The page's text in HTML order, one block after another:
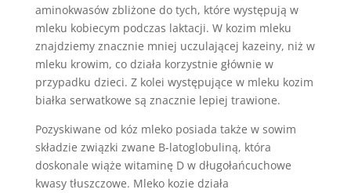
aminokwasów zbliżone do tych, które występują w
mleku kobiecym podczas laktacji. W kozim mleku
znajdziemy znacznie mniej uczulającej kazeiny, niż w
mleku krowim, co działa korzystnie głównie w
przypadku dzieci. Z kolei występujące w mleku kozim
białka serwatkowe są znacznie lepiej trawione.
Pozyskiwane od kóz mleko posiada także w sowim
składzie związki zwane B-latoglobuliną, która
doskonale wiąże witaminę D w długołańcuchowe
kwasy tłuszczowe. Mleko kozie działa